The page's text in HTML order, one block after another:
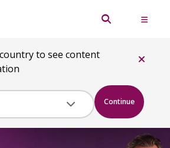
to see content
Continue